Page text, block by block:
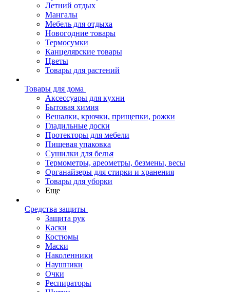
Летний отдых
Мангалы
Мебель для отдыха
Новогодние товары
Термосумки
Канцелярские товары
Цветы
Товары для растений
Товары для дома
Аксессуары для кухни
Бытовая химия
Вешалки, крючки, прищепки, рожки
Гладильные доски
Протекторы для мебели
Пищевая упаковка
Сушилки для белья
Термометры, ареометры, безмены, весы
Органайзеры для стирки и хранения
Товары для уборки
Еще
Средства защиты
Защита рук
Каски
Костюмы
Маски
Наколенники
Наушники
Очки
Респираторы